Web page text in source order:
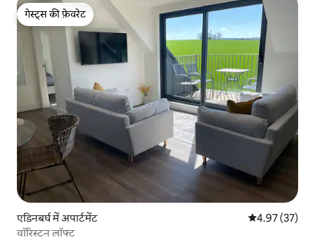
गेस्ट्स की फ़ेवरेट
गेस्ट्स की फ़ेवरेट
एडिनबर्घ में अपार्टमेंट औसत रेटिंग 5 में
4.97 (37)
वॉरिस्टन लॉफ्ट